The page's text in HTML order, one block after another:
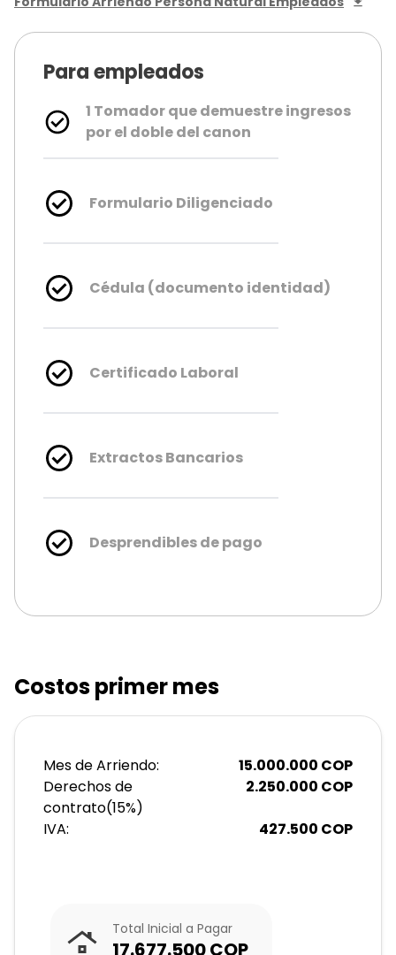
Para empleados
1 Tomador que demuestre ingresos
por el doble del canon
Formulario Diligenciado
Cédula (documento identidad)
Certificado Laboral
Extractos Bancarios
Desprendibles de pago
Costos primer mes
Mes de Arriendo: 15.000.000 COP
Derechos de
contrato(15%)
2.250.000 COP
IVA: 427.500 COP
Total Inicial a Pagar
17.677.500COP